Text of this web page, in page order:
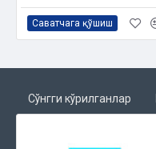
Саватчага қўшиш
Сўнгги кўрилганлар